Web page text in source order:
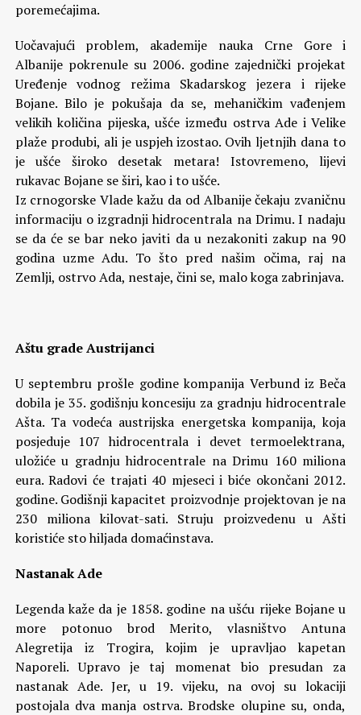
poremećajima.
Uočavajući problem, akademije nauka Crne Gore i
Albanije pokrenule su 2006. godine zajednički projekat
Uređenje vodnog režima Skadarskog jezera i rijeke
Bojane. Bilo je pokušaja da se, mehaničkim vađenjem
velikih količina pijeska, ušće između ostrva Ade i Velike
plaže produbi, ali je uspjeh izostao. Ovih ljetnjih dana to
je ušće široko desetak metara! Istovremeno, lijevi
rukavac Bojane se širi, kao i to ušće.
Iz crnogorske Vlade kažu da od Albanije čekaju zvaničnu
informaciju o izgradnji hidrocentrala na Drimu. I nadaju
se da će se bar neko javiti da u nezakoniti zakup na 90
godina uzme Adu. To što pred našim očima, raj na
Zemlji, ostrvo Ada, nestaje, čini se, malo koga zabrinjava.
Aštu grade Austrijanci
U septembru prošle godine kompanija Verbund iz Beča
dobila je 35. godišnju koncesiju za gradnju hidrocentrale
Ašta. Ta vodeća austrijska energetska kompanija, koja
posjeduje 107 hidrocentrala i devet termoelektrana,
uložiće u gradnju hidrocentrale na Drimu 160 miliona
eura. Radovi će trajati 40 mjeseci i biće okončani 2012.
godine. Godišnji kapacitet proizvodnje projektovan je na
230 miliona kilovat-sati. Struju proizvedenu u Ašti
koristiće sto hiljada domaćinstava.
Nastanak Ade
Legenda kaže da je 1858. godine na ušću rijeke Bojane u
more potonuo brod Merito, vlasništvo Antuna
Alegretija iz Trogira, kojim je upravljao kapetan
Naporeli. Upravo je taj momenat bio presudan za
nastanak Ade. Jer, u 19. vijeku, na ovoj su lokaciji
postojala dva manja ostrva. Brodske olupine su, onda,